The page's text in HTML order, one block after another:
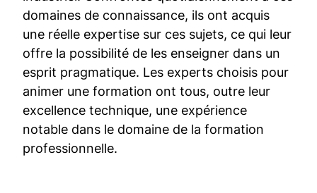
domaines de connaissance, ils ont acquis
une réelle expertise sur ces sujets, ce qui leur
offre la possibilité de les enseigner dans un
esprit pragmatique. Les experts choisis pour
animer une formation ont tous, outre leur
excellence technique, une expérience
notable dans le domaine de la formation
professionnelle.